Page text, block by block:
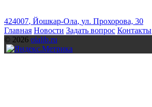
424007, Йошкар-Ола, ул. Прохорова, 30
Главная Новости Задать вопрос Контакты
© 2026 olalib.ru